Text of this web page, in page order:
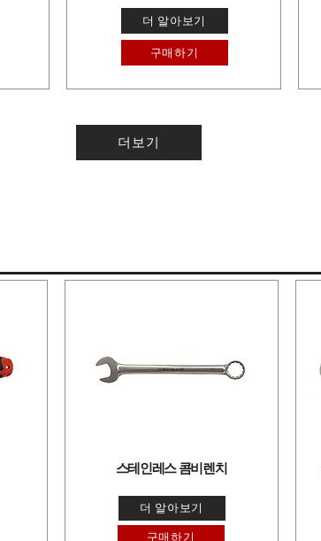
더 알아보기
구매하기
더보기
스테인레스 콤비렌치
더 알아보기
구매하기